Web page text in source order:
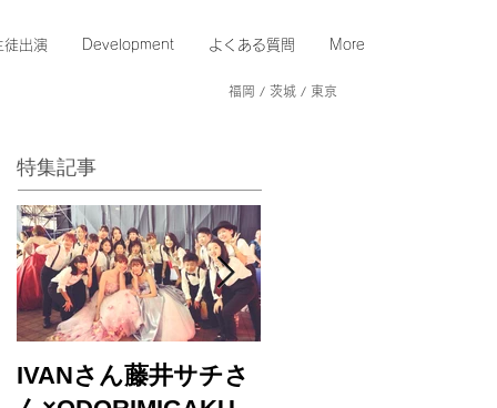
徒出演 Development よくある質問 More
福岡 / 茨城 / 東京
特集記事
IVANさん藤井サチさ